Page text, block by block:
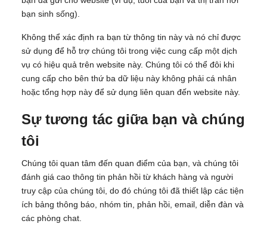
bạn sinh sống).
Không thể xác định ra bạn từ thông tin này và nó chỉ được
sử dụng để hỗ trợ chúng tôi trong việc cung cấp một dịch
vụ có hiệu quả trên website này. Chúng tôi có thể đôi khi
cung cấp cho bên thứ ba dữ liệu này không phải cá nhân
hoặc tổng hợp này để sử dụng liên quan đến website này.
Sự tương tác giữa bạn và chúng
tôi
Chúng tôi quan tâm đến quan điểm của bạn, và chúng tôi
đánh giá cao thông tin phản hồi từ khách hàng và người
truy cập của chúng tôi, do đó chúng tôi đã thiết lập các tiện
ích bảng thông báo, nhóm tin, phản hồi, email, diễn đàn và
các phòng chat.